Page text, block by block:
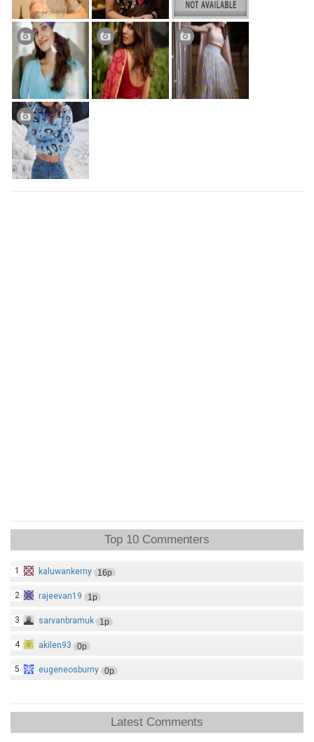
Top 10 Commenters
1 kaluwankerny 16p
2 rajeevan19 1p
3 sarvanbramuk 1p
4 akilen93 0p
5 eugeneosburny 0p
Latest Comments